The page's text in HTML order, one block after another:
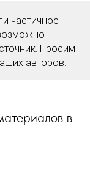
частичное
Просим
авторов.
в